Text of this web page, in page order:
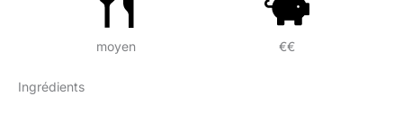
moyen €€
Ingrédients